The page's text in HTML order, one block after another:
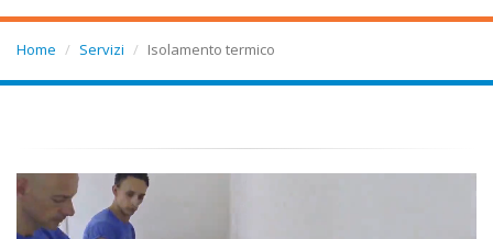
Home Servizi Isolamento termico